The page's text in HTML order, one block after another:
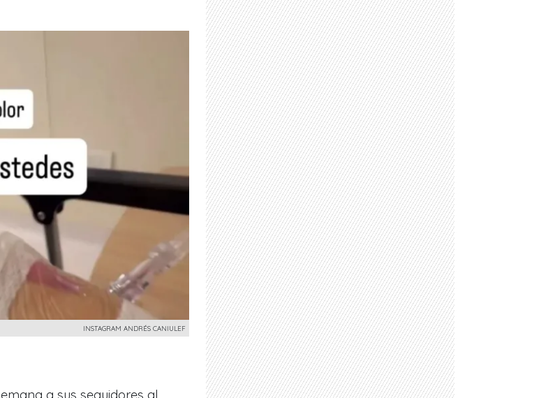
INSTAGRAM ANDRÉS CANIULEF
a sus seguidores al